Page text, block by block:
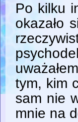
Po kilku
okazało
tym, kim
sam nie
mnie na